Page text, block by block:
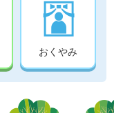
おくやみ